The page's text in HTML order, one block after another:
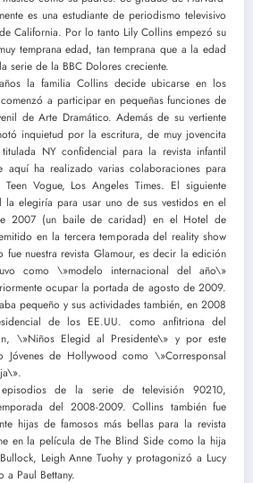
es una estudiante de periodismo televisivo
California. Por lo tanto Lily Collins empezó su
temprana edad, tan temprana que a la edad
serie de la BBC Dolores creciente.
la familia Collins decide ubicarse en los
a participar en pequeñas funciones de
de Arte Dramático. Además de su vertiente
inquietud por la escritura, de muy jovencita
NY confidencial para la revista infantil
ha realizado varias colaboraciones para
Teen Vogue, Los Angeles Times. El siguiente
elegiría para usar uno de sus vestidos en el
2007 (un baile de caridad) en el Hotel de
en la tercera temporada del reality show
fue nuestra revista Glamour, es decir la edición
como \»modelo internacional del año\»
ocupar la portada de agosto de 2009.
pequeño y sus actividades también, en 2008
de los EE.UU. como anfitriona del
\»Niños Elegid al Presidente\» y por este
de Hollywood como \»Corresponsal
de la serie de televisión 90210,
del 2008-2009. Collins también fue
hijas de famosos más bellas para la revista
en la película de The Blind Side como la hija
Leigh Anne Tuohy y protagonizó a Lucy
a Paul Bettany.